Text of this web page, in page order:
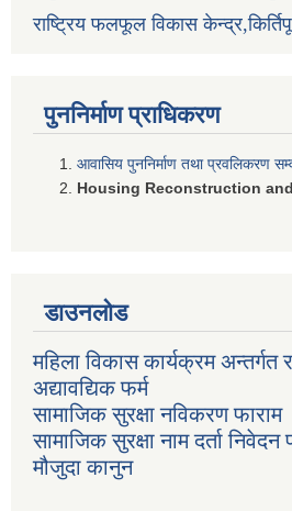
राष्ट्रिय फलफूल विकास
पुननिर्माण प्राधिकरण
आवासिय पुननिर्माण तथा प्रवलिकरण
Housing Reconstruction
डाउनलोड
महिला विकास कार्यक्रम
अद्यावद्यिक फर्म
सामाजिक सुरक्षा नविकरण फाराम
सामाजिक सुरक्षा नाम दर्ता निवेदन
मौजुदा कानुन